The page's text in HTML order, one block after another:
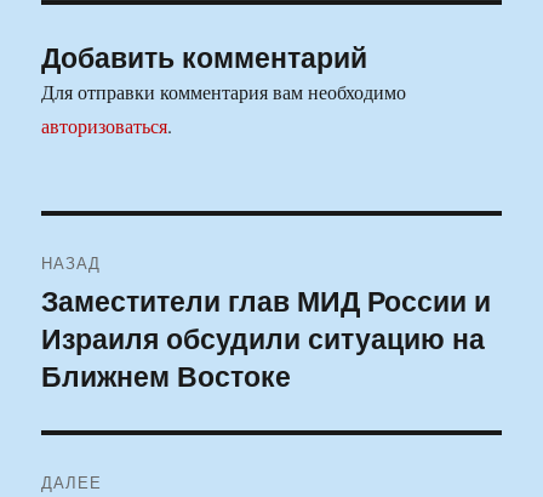
Добавить комментарий
Для отправки комментария вам необходимо
авторизоваться.
по
записям
НАЗАД
Предыдущая
запись:
Заместители глав МИД России и
Израиля обсудили ситуацию на
Ближнем Востоке
ДАЛЕЕ